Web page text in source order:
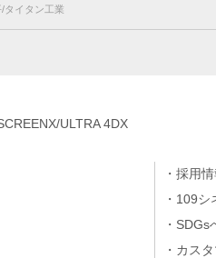
タイタン工業
ULTRA 4DX
採用情
109シ
SDGs
カス